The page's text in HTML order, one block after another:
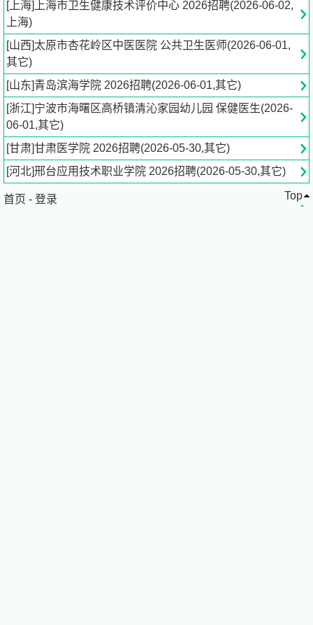
2.具备招聘岗位所需学历学位、专业、资格、技能条件等。
3.具备良好的身体素质、心理素质、团队协作能力，能够胜
任岗位工作。
4.年龄要求：具体年龄以各岗位招聘条件为准。38周岁以下
是指1988年6月1日之后出生，42周岁以下是指1984年6月1
日之后出生。
5.外省市户籍非应届毕业人员，须持有上海市居住证（在有
效期内）一年以上，计算截止时间为2026年12月31日。
[上海]上海市卫生健康技术评价中心 2026招聘(2026-06-02,
上海)
[山西]太原市杏花岭区中医医院 公共卫生医师(2026-06-01,
其它)
[山东]青岛滨海学院 2026招聘(2026-06-01,其它)
[浙江]宁波市海曙区高桥镇清沁家园幼儿园 保健医生(2026-
06-01,其它)
[甘肃]甘肃医学院 2026招聘(2026-05-30,其它)
[河北]邢台应用技术职业学院 2026招聘(2026-05-30,其它)
首页 - 登录 Top